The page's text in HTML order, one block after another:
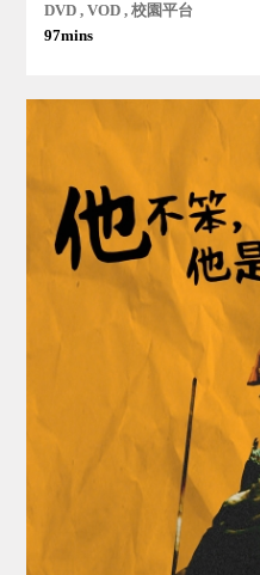
DVD , VOD , 校園平台
97mins